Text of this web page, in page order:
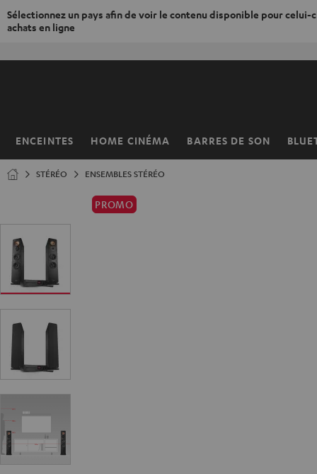
Sélectionnez un pays afin de voir le contenu disponible pour celui-
achats en ligne
ENCEINTES HOME CINÉMA BARRES DE SON
Page
STÉRÉO ENSEMBLES STÉRÉO
PROMO